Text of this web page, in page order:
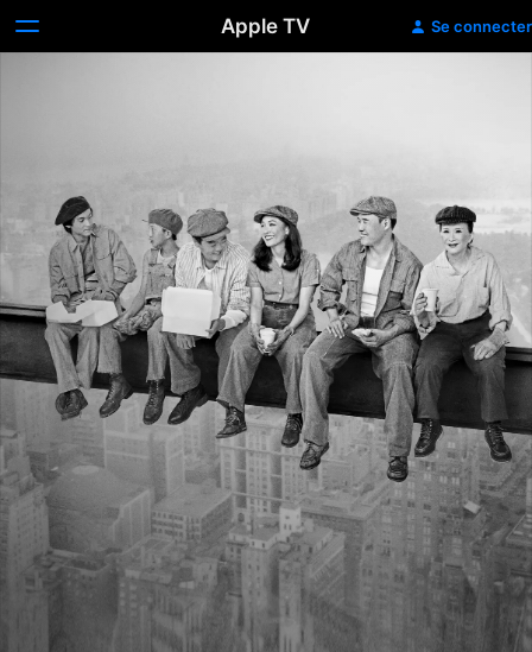
Apple TV Se connecter